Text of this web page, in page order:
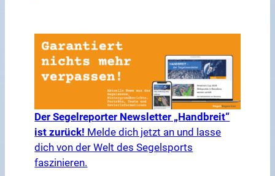
Der Segelreporter Newsletter „Handbreit“
ist zurück! Melde dich jetzt an und lasse
dich von der Welt des Segelsports
faszinieren.